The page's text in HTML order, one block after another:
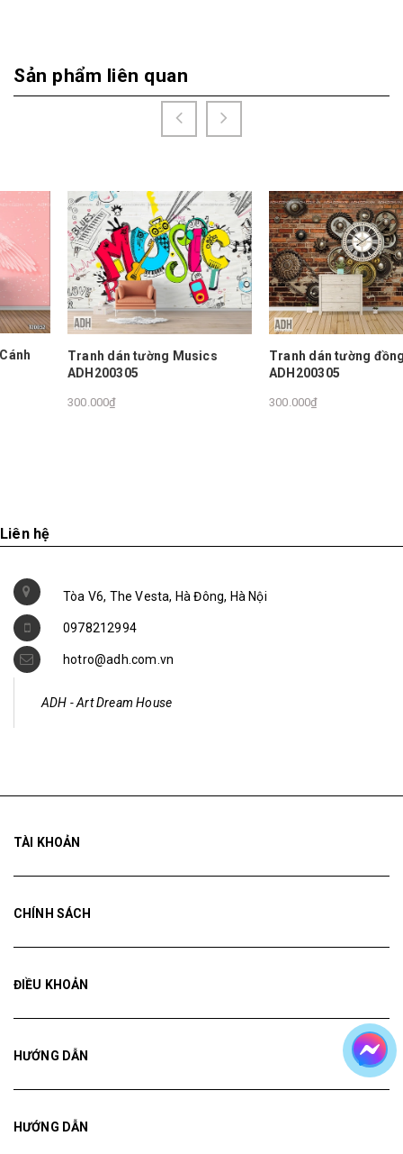
Sản phẩm liên quan
Tranh dán tường Musics
ADH200305
Tranh dán tường đồng hồ
ADH200305
Liên hệ
Tòa V6, The Vesta, Hà Đông, Hà Nội
0978212994
hotro@adh.com.vn
ADH - Art Dream House
TÀI KHOẢN
CHÍNH SÁCH
ĐIỀU KHOẢN
HƯỚNG DẪN
HƯỚNG DẪN